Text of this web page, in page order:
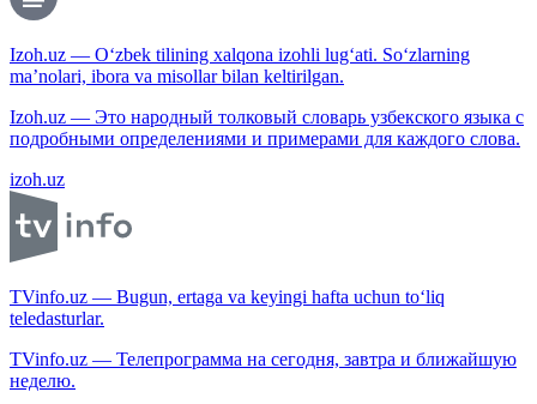
Izoh.uz — O‘zbek tilining xalqona izohli lug‘ati. So‘zlarning
ma’nolari, ibora va misollar bilan keltirilgan.
Izoh.uz — Это народный толковый словарь узбекского языка с
подробными определениями и примерами для каждого слова.
izoh.uz
TVinfo.uz — Bugun, ertaga va keyingi hafta uchun to‘liq
teledasturlar.
TVinfo.uz — Телепрограмма на сегодня, завтра и ближайшую
неделю.